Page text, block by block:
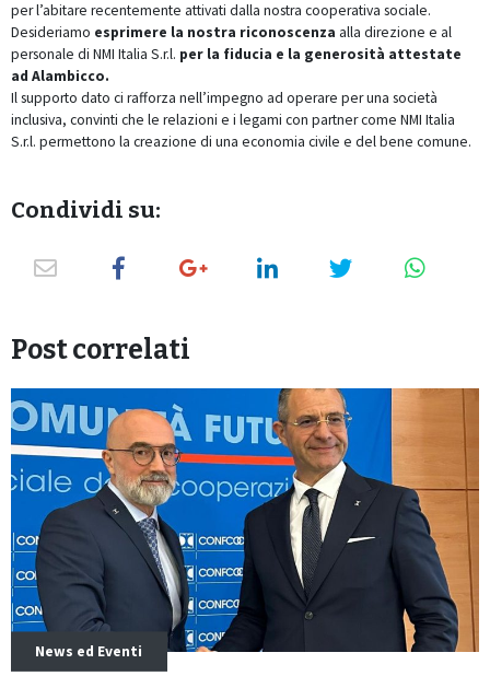
per l’abitare recentemente attivati dalla nostra cooperativa sociale.
Desideriamo esprimere la nostra riconoscenza alla direzione e al
personale di NMI Italia S.r.l. per la fiducia e la generosità attestate
ad Alambicco.
Il supporto dato ci rafforza nell’impegno ad operare per una società
inclusiva, convinti che le relazioni e i legami con partner come NMI Italia
S.r.l. permettono la creazione di una economia civile e del bene comune.
Condividi su:
Post correlati
News ed Eventi